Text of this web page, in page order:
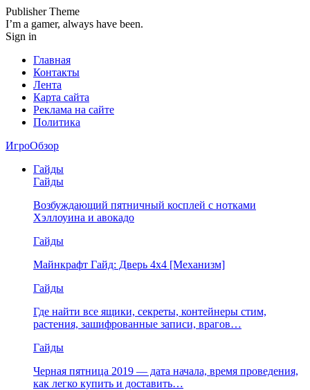
Publisher Theme
I’m a gamer, always have been.
Sign in
Главная
Контакты
Лента
Карта сайта
Реклама на сайте
Политика
ИгроОбзор
Гайды
Гайды
Возбуждающий пятничный косплей с нотками
Хэллоуина и авокадо
Гайды
Майнкрафт Гайд: Дверь 4х4 [Механизм]
Гайды
Где найти все ящики, секреты, контейнеры стим,
растения, зашифрованные записи, врагов…
Гайды
Черная пятница 2019 — дата начала, время проведения,
как легко купить и доставить…